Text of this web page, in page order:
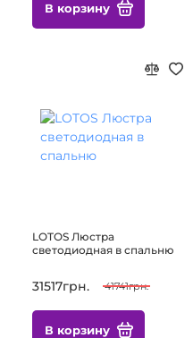
В корзину
LOTOS Люстра
светодиодная в спальню
31517грн. 41741грн.
В корзину